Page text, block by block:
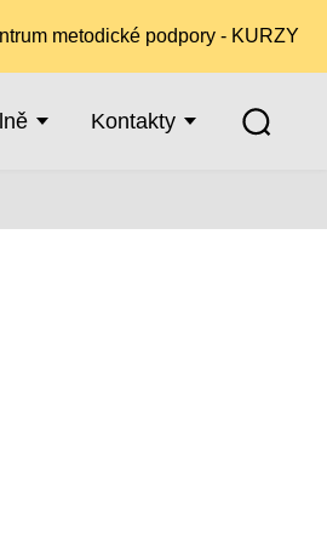
metodické podpory - KURZY
Kontakty